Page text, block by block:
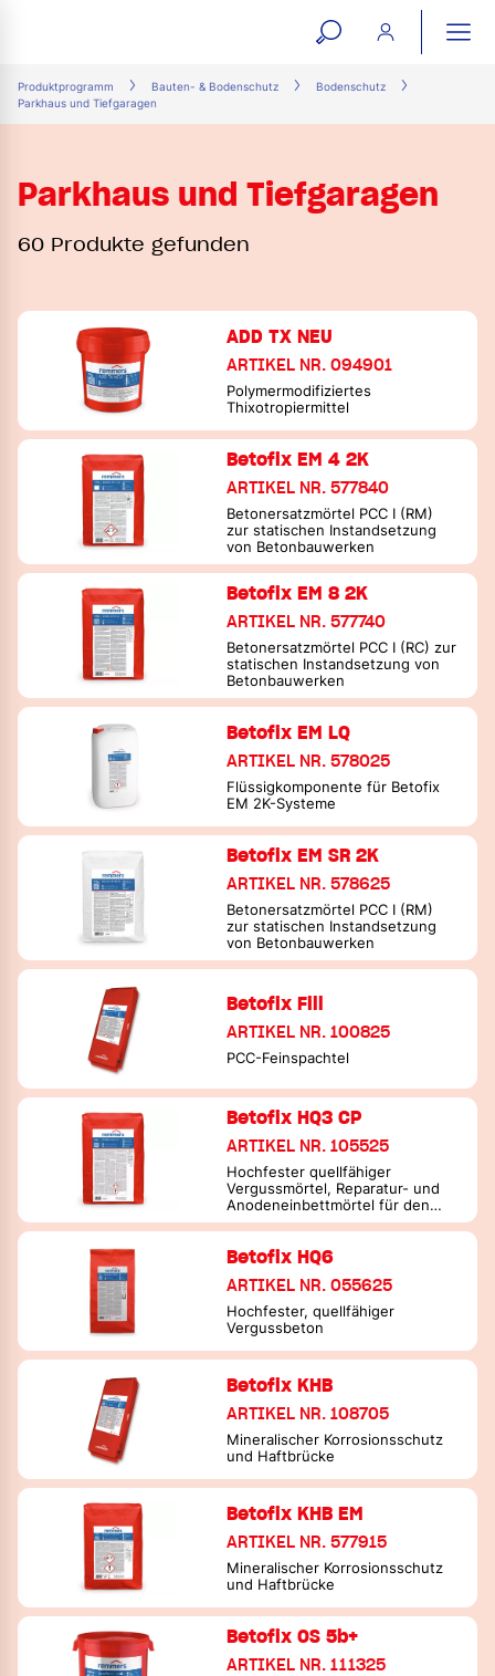
open
search
form
Produktprogramm Bauten- & Bodenschutz
Bodenschutz
Parkhaus und Tiefgaragen
Parkhaus und Tiefgaragen
60 Produkte gefunden
ADD TX NEU
ARTIKEL NR. 094901
Polymermodifiziertes
Thixotropiermittel
Betofix EM 4 2K
ARTIKEL NR. 577840
Betonersatzmörtel PCC I (RM)
zur statischen Instandsetzung
von Betonbauwerken
Betofix EM 8 2K
ARTIKEL NR. 577740
Betonersatzmörtel PCC I (RC) zur
statischen Instandsetzung von
Betonbauwerken
Betofix EM LQ
ARTIKEL NR. 578025
Flüssigkomponente für Betofix
EM 2K-Systeme
Betofix EM SR 2K
ARTIKEL NR. 578625
Betonersatzmörtel PCC I (RM)
zur statischen Instandsetzung
von Betonbauwerken
Betofix Fill
ARTIKEL NR. 100825
PCC-Feinspachtel
Betofix HQ3 CP
ARTIKEL NR. 105525
Hochfester quellfähiger
Vergussmörtel, Reparatur- und
Anodeneinbettmörtel für den
kathodischen Korrosionsschutz
Betofix HQ6
ARTIKEL NR. 055625
Hochfester, quellfähiger
Vergussbeton
Betofix KHB
ARTIKEL NR. 108705
Mineralischer Korrosionsschutz
und Haftbrücke
Betofix KHB EM
ARTIKEL NR. 577915
Mineralischer Korrosionsschutz
und Haftbrücke
Betofix OS 5b+
ARTIKEL NR. 111325